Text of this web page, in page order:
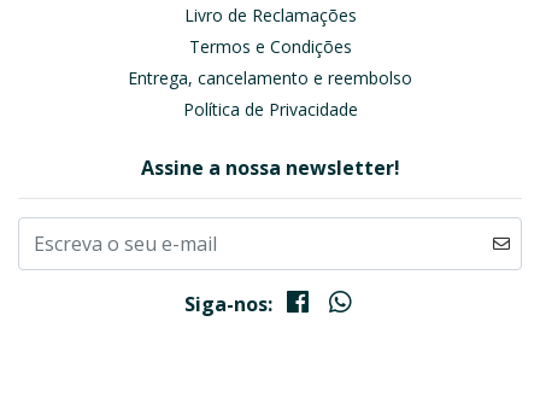
Livro de Reclamações
Termos e Condições
Entrega, cancelamento e reembolso
Política de Privacidade
Assine a nossa newsletter!
Siga-nos: